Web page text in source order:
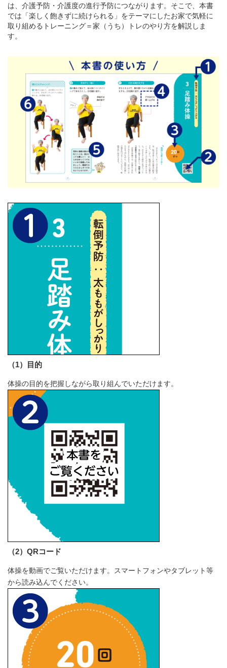
は、介護予防・介護度の進行予防につながります。そこで、本書
では「楽しく飽きずに続けられる」をテーマにしたお家で気軽に
取り組めるトレーニング＝家（うち）トレのやり方を解説しま
す。
（1）目的
体操の目的を把握しながら取り組んでいただけます。
（2）QRコード
体操を動画でご覧いただけます。スマートフォンやタブレット等
から読み込んでください。